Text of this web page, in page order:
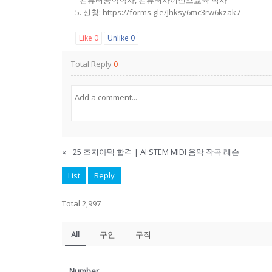
5. 신청: https://forms.gle/Jhksy6mc3rw6kzak7
Like 0 Unlike 0
Total Reply0
« '25 조지아텍 합격 | AI·STEM MIDI 음악 작곡 레슨
List Reply
Total 2,997
All 구인 구직